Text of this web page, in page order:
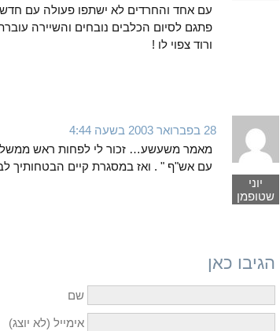
פתגם לסיום הכלבים נובחים והשיירה
ורוד צפוי לו !
יוני
שטופמן
28 בפברואר 2003 בשעה 4:44
מאמר משעשע… זכור לי לפחות ראש
עם אש"ף " . ואז במסגרת קיים הבטחותיך
הגיבו כאן
שם
אימייל (לא יוצג)